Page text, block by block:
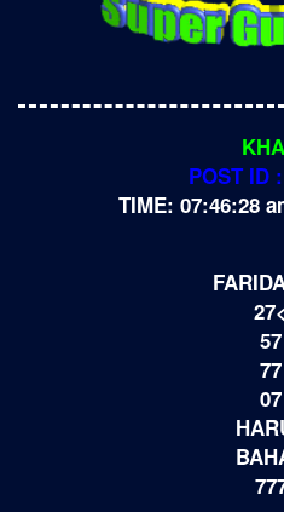
POST ID :
TIME: 07:46:28
27<
57
77
07